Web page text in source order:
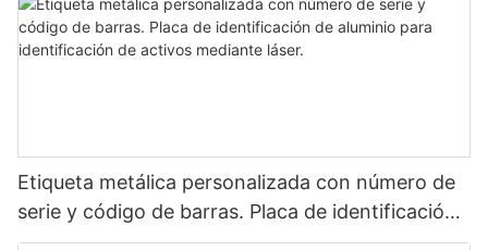
Etiqueta metálica personalizada con número de
serie y código de barras. Placa de identificación
de aluminio para identificación de activos